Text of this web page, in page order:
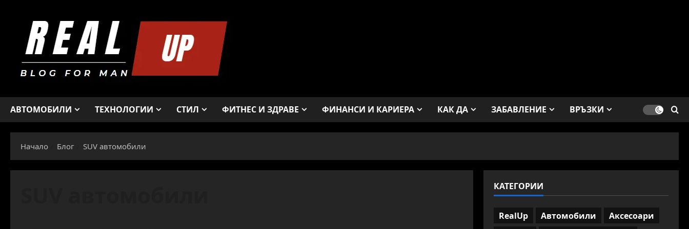
АВТОМОБИЛИ ТЕХНОЛОГИИ СТИЛ ФИТНЕС И ЗДРАВЕ ФИНАНСИ И КАРИЕРА КАК ДА ЗАБАВЛЕНИЕ ВРЪЗКИ
Начало Блог SUV автомобили
КАТЕГОРИИ
RealUp Автомобили
Аксесоари